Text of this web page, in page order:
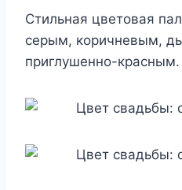
Стильная цветовая
серым, коричневым,
приглушенно-красным.